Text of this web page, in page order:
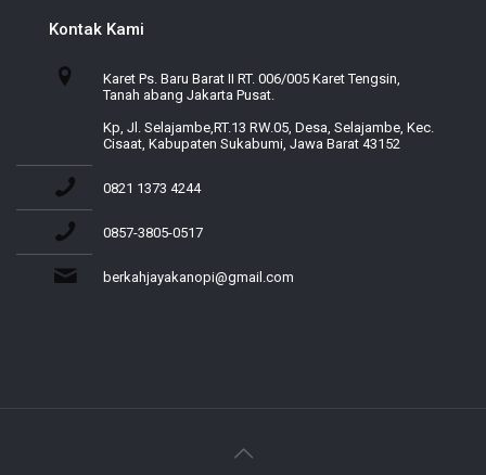
Kontak Kami
Karet Ps. Baru Barat II RT. 006/005 Karet Tengsin,
Tanah abang Jakarta Pusat.
Kp, Jl. Selajambe,RT.13 RW.05, Desa, Selajambe, Kec.
Cisaat, Kabupaten Sukabumi, Jawa Barat 43152
0821 1373 4244
0857-3805-0517
berkahjayakanopi@gmail.com